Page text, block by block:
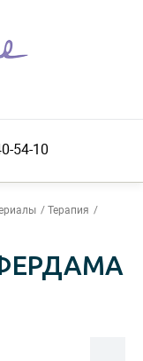
54-10
Терапия